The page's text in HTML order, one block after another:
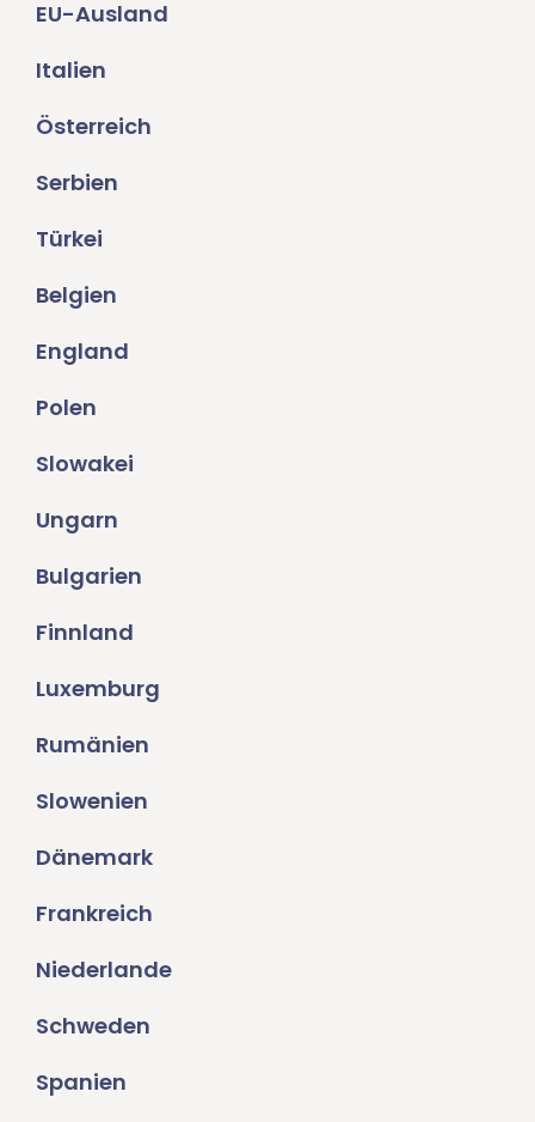
EU-Ausland
Italien
Österreich
Serbien
Türkei
Belgien
England
Polen
Slowakei
Ungarn
Bulgarien
Finnland
Luxemburg
Rumänien
Slowenien
Dänemark
Frankreich
Niederlande
Schweden
Spanien